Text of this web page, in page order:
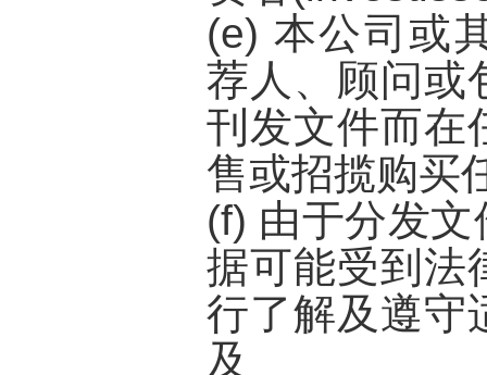
(e) 本公司或
荐人、顾问或
刊发文件而在
售或招揽购买
(f) 由于分发
据可能受到法
行了解及遵守
及